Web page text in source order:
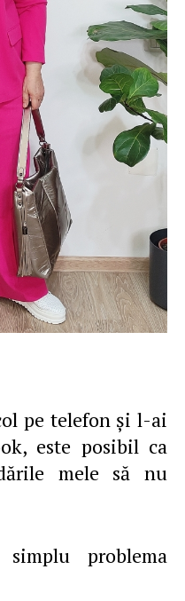
pe telefon şi l-ai
este posibil ca
mele să nu
problema